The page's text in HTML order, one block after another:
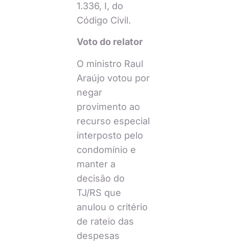
1.336, I, do
Código Civil.
Voto do relator
O ministro Raul
Araújo votou por
negar
provimento ao
recurso especial
interposto pelo
condomínio e
manter a
decisão do
TJ/RS que
anulou o critério
de rateio das
despesas